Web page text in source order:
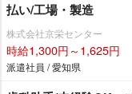
払い/工場・製造
株式会社京栄センター
時給1,300円～1,625円
派遣社員 / 愛知県